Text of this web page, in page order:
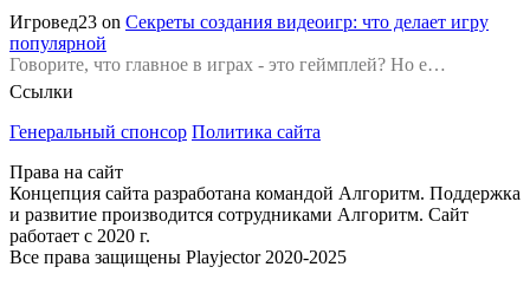
Игровед23 on Секреты создания видеоигр: что делает игру
популярной
Говорите, что главное в играх - это геймплей? Но е…
Ссылки
Генеральный спонсор Политика сайта
Права на сайт
Концепция сайта разработана командой Алгоритм. Поддержка
и развитие производится сотрудниками Алгоритм. Сайт
работает с 2020 г.
Все права защищены Playjector 2020-2025